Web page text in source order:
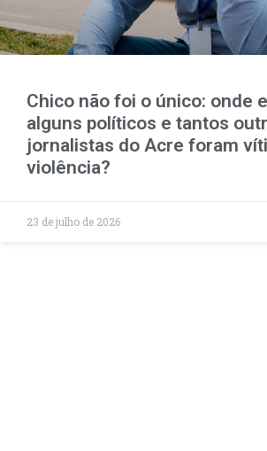
Chico não foi o único: onde
alguns políticos e tantos
jornalistas do Acre foram
violência?
23 de julho de 2026